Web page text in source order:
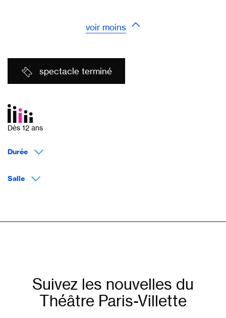
voir moins
spectacle terminé
Dès 12 ans
Durée
Salle
Suivez les nouvelles du
Théâtre Paris-Villette